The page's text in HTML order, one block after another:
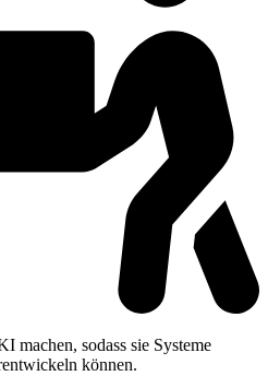
machen, sodass sie Systeme
können.